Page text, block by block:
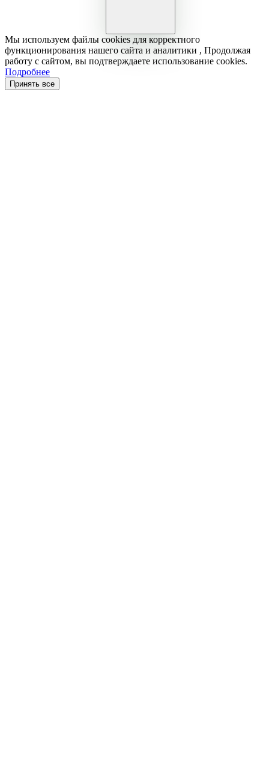
Мы используем файлы cookies для корректного
функционирования нашего сайта и аналитики , Продолжая
работу с сайтом, вы подтверждаете использование cookies.
Подробнее
Принять все